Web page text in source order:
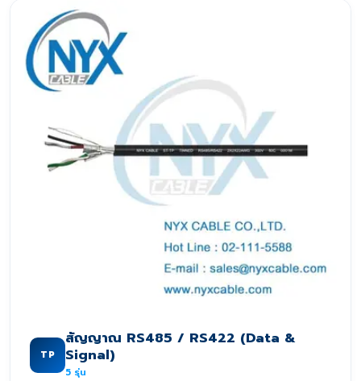
TP
สัญญาณ RS485 / RS422 (Data &
Signal)
5 รุ่น